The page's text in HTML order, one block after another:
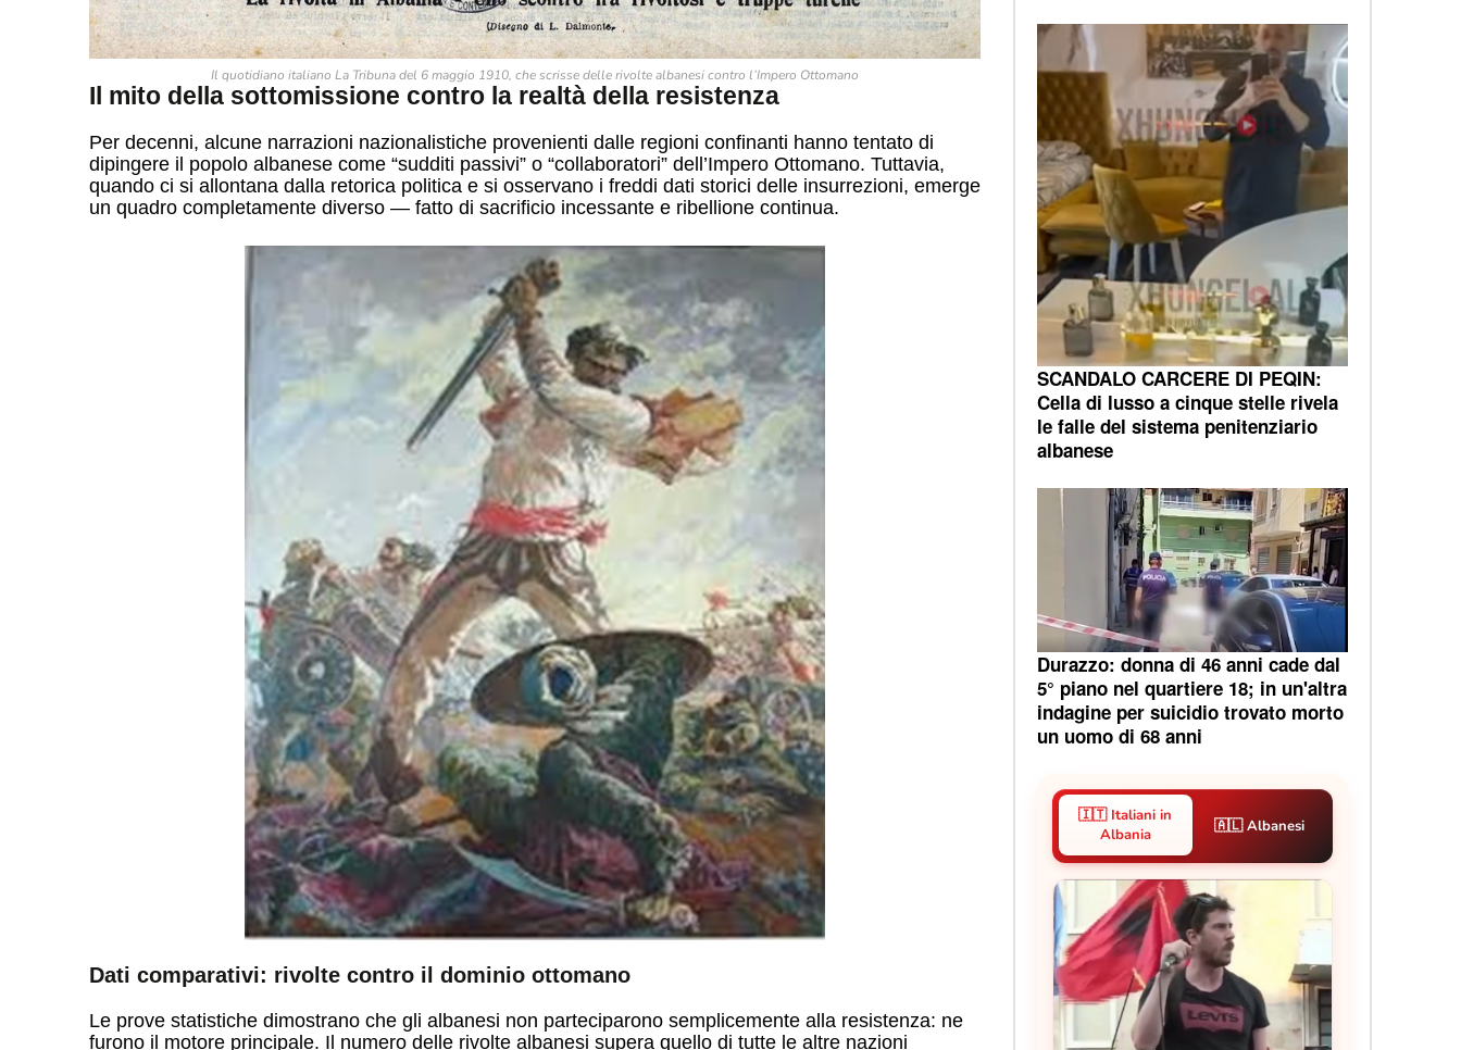
Il quotidiano italiano La Tribuna del 6 maggio 1910, che scrisse delle rivolte albanesi contro l’Impero Ottomano
Il mito della sottomissione contro la realtà della resistenza
Per decenni, alcune narrazioni nazionalistiche provenienti dalle regioni confinanti hanno tentato di
dipingere il popolo albanese come “sudditi passivi” o “collaboratori” dell’Impero Ottomano. Tuttavia,
quando ci si allontana dalla retorica politica e si osservano i freddi dati storici delle insurrezioni, emerge
un quadro completamente diverso — fatto di sacrificio incessante e ribellione continua.
Dati comparativi: rivolte contro il dominio ottomano
Le prove statistiche dimostrano che gli albanesi non parteciparono semplicemente alla resistenza: ne
furono il motore principale. Il numero delle rivolte albanesi supera quello di tutte le altre nazioni
SCANDALO CARCERE DI PEQIN:
Cella di lusso a cinque stelle rivela
le falle del sistema penitenziario
albanese
Durazzo: donna di 46 anni cade dal
5° piano nel quartiere 18; in un'altra
indagine per suicidio trovato morto
un uomo di 68 anni
🇮🇹 Italiani in
Albania
🇦🇱 Albanesi